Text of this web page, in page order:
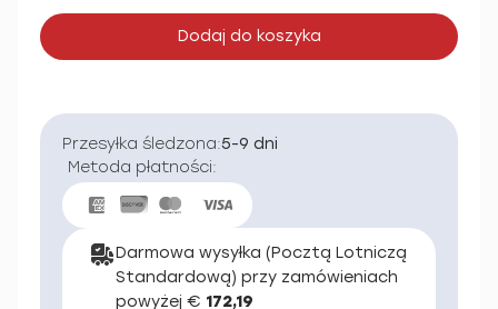
Dodaj do koszyka
Przesyłka śledzona:5-9 dni
Metoda płatności:
Darmowa wysyłka (Pocztą Lotniczą
Standardową) przy zamówieniach
powyżej € 172,19